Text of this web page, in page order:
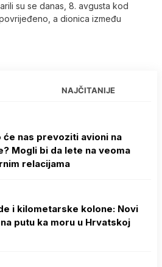
su se danas, 8. avgusta kod
a dionica između
NAJČITANIJE
će nas prevoziti avioni na
Mogli bi da lete na veoma
relacijama
i kilometarske kolone: Novi
putu ka moru u Hrvatskoj